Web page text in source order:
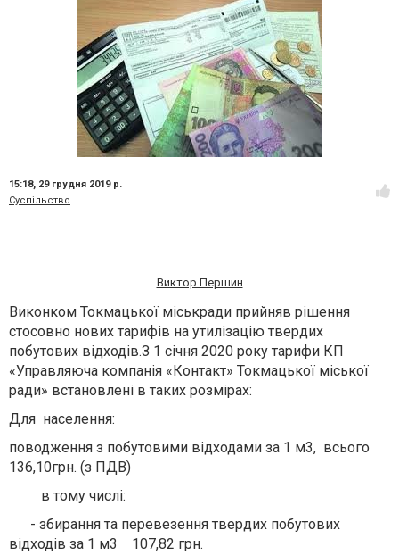
15:18, 29 грудня 2019 р.
Суспільство
Виктор Першин
Виконком Токмацької міськради прийняв рішення
стосовно нових тарифів на утилізацію твердих
побутових відходів.З 1 січня 2020 року тарифи КП
«Управляюча компанія «Контакт» Токмацької міської
ради» встановлені в таких розмірах:
Для населення:
поводження з побутовими відходами за 1 м3, всього
136,10грн. (з ПДВ)
в тому числі:
- збирання та перевезення твердих побутових
відходів за 1 м3 107,82 грн.